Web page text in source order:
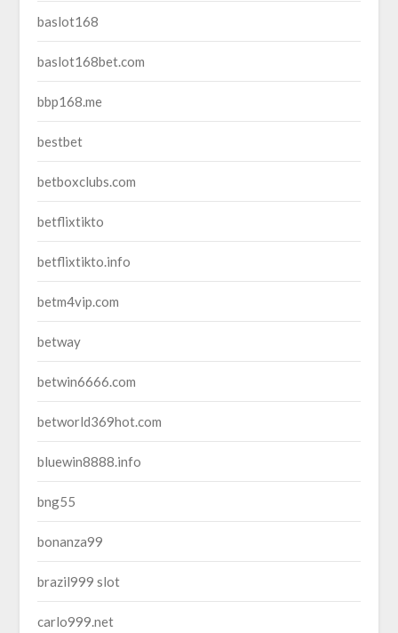
baslot168
baslot168bet.com
bbp168.me
bestbet
betboxclubs.com
betflixtikto
betflixtikto.info
betm4vip.com
betway
betwin6666.com
betworld369hot.com
bluewin8888.info
bng55
bonanza99
brazil999 slot
carlo999.net